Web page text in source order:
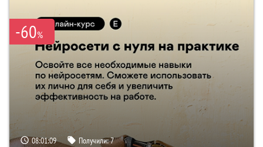
-60%
08:01:08 Получили:7